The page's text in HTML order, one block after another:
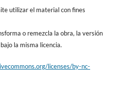
utilizar el material con fines
o remezcla la obra, la versión
la misma licencia.
licenses/by-nc-